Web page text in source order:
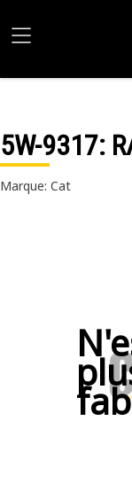
5W-9317:
Marque: Cat